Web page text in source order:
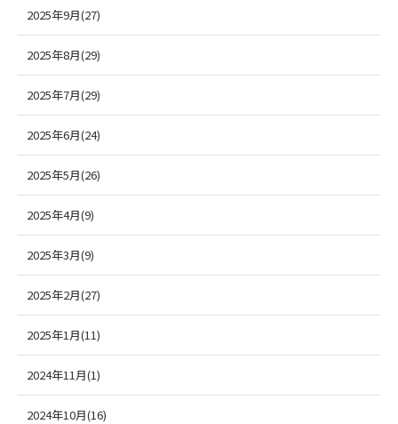
2025年9月(27)
2025年8月(29)
2025年7月(29)
2025年6月(24)
2025年5月(26)
2025年4月(9)
2025年3月(9)
2025年2月(27)
2025年1月(11)
2024年11月(1)
2024年10月(16)